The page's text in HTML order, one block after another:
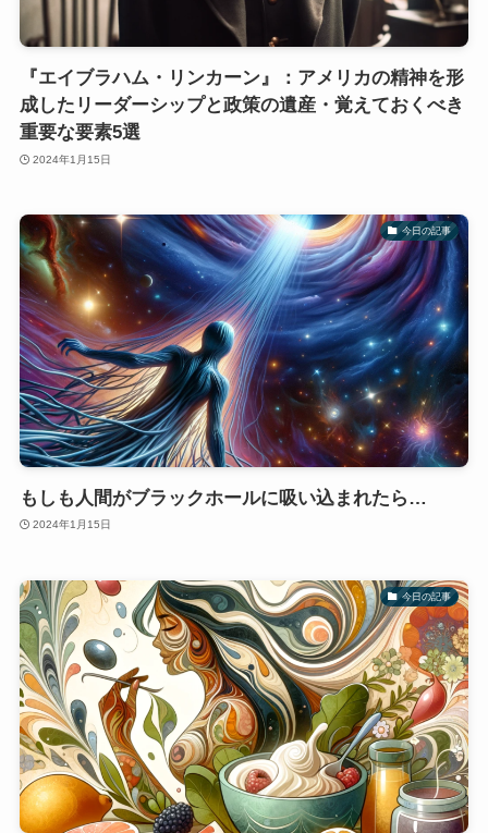
『エイブラハム・リンカーン』：アメリカの精神を形
成したリーダーシップと政策の遺産・覚えておくべき
重要な要素5選
2024年1月15日
今日の記事
もしも人間がブラックホールに吸い込まれたら…
2024年1月15日
今日の記事